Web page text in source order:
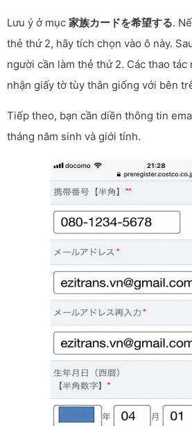
Lưu ý ở mục 家族カードを希望する.
thẻ thứ 2, hãy tích chọn vào ô này.
người cần làm thẻ thứ 2. Các thao tác
nhận giấy tờ tùy thân giống với bên
Tiếp theo, bạn cần diền thông tin
tháng năm sinh và giới tính.